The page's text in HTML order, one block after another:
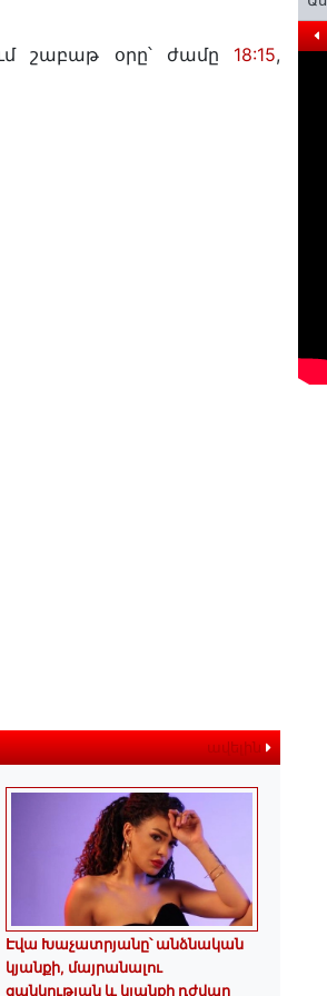
շաբաթ օրը՝ ժամը 18:15,
ավելին
Էվա Խաչատրյանը՝ անձնական
կյանքի, մայրանալու
ցանկության և կյանքի դժվար